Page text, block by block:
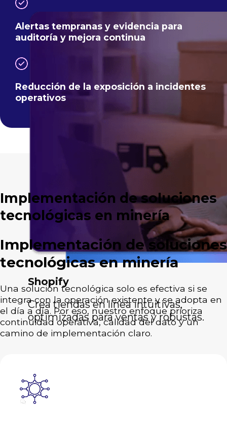
Shopify
Crea tiendas en línea intuitivas,
optimizadas para ventas y robustas.
Alertas tempranas y evidencia para
auditoría y mejora continua
Reducción de la exposición a incidentes
operativos
Implementación de soluciones
tecnológicas en minería
Implementación de soluciones
tecnológicas en minería
Una solución tecnológica solo es efectiva si se
integra con la operación existente y se adopta en
el día a día. Por eso, nuestro enfoque prioriza
continuidad operativa, calidad del dato y un
camino de implementación claro.